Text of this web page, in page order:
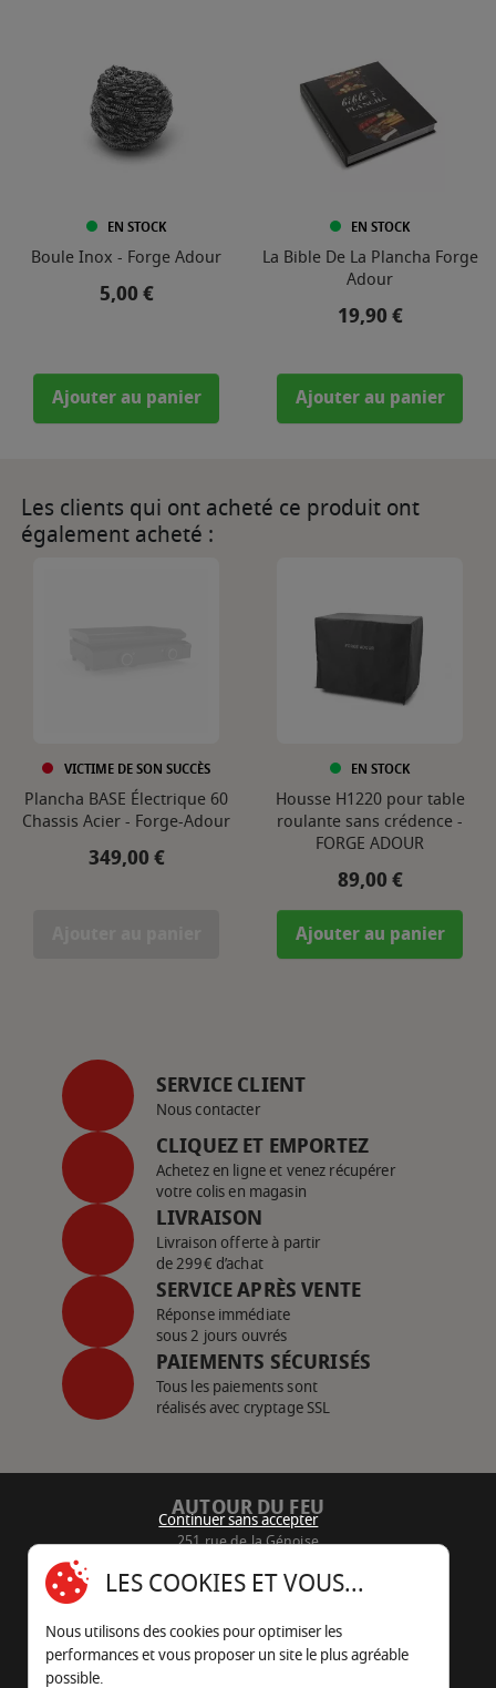
EN STOCK
Boule Inox - Forge Adour
Prix
5,00 €
Ajouter au panier
EN STOCK
La Bible De La Plancha Forge
Adour
Prix
19,90 €
Ajouter au panier
Les clients qui ont acheté ce produit ont
également acheté :
VICTIME DE SON SUCCÈS
Plancha BASE Électrique 60
Chassis Acier - Forge-Adour
Prix
349,00 €
EN STOCK
Housse H1220 pour table
roulante sans crédence -
FORGE ADOUR
Prix
89,00 €
Ajouter au panier
SERVICE CLIENT
Nous contacter
CLIQUEZ ET EMPORTEZ
Achetez en ligne et venez récupérer
votre colis en magasin
LIVRAISON
Livraison offerte à partir
de 299€ d’achat
SERVICE APRÈS VENTE
Réponse immédiate
sous 2 jours ouvrés
PAIEMENTS SÉCURISÉS
Tous les paiements sont
réalisés avec cryptage SSL
AUTOUR DU FEU
251 rue de la Génoise
05 45 22 98 09
Nous envoyer un e-mail
Continuer sans accepter
LES COOKIES ET VOUS...
Nous utilisons des cookies pour optimiser les
performances et vous proposer un site le plus agréable
possible.